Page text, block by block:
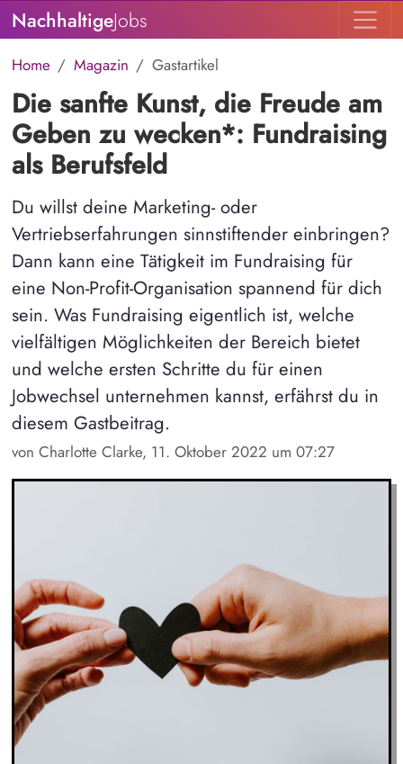
NachhaltigeJobs
Home Magazin Gastartikel
Die sanfte Kunst, die Freude am
Geben zu wecken*: Fundraising
als Berufsfeld
Du willst deine Marketing- oder
Vertriebserfahrungen sinnstiftender einbringen?
Dann kann eine Tätigkeit im Fundraising für
eine Non-Profit-Organisation spannend für dich
sein. Was Fundraising eigentlich ist, welche
vielfältigen Möglichkeiten der Bereich bietet
und welche ersten Schritte du für einen
Jobwechsel unternehmen kannst, erfährst du in
diesem Gastbeitrag.
von Charlotte Clarke, 11. Oktober 2022 um 07:27